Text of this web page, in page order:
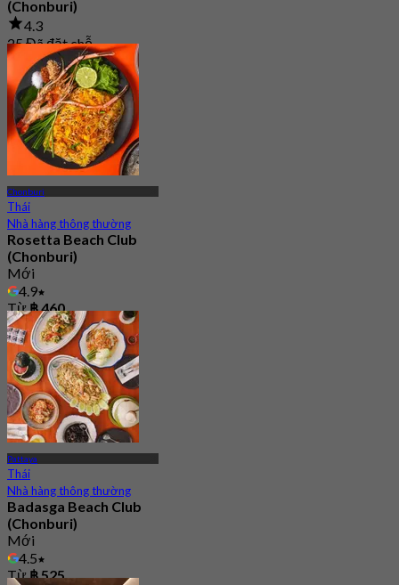
(Chonburi)
4.3
25 Đã đặt chỗ
Từ
฿ 186.66
Chonburi
Thái
Nhà hàng thông thường
Rosetta Beach Club
(Chonburi)
Mới
4.9
Từ฿ 460
Pattaya
Thái
Nhà hàng thông thường
Badasga Beach Club
(Chonburi)
Mới
4.5
Từ฿ 525